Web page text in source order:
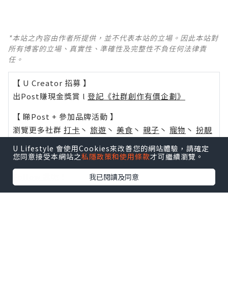
*本站之內容由作者所提供，並不代表本站的立場。因此本站對
所有博客的立場、真實性、準確性及完整性不負任何法律責
任。
【 U Creator 招募 】
出Post賺現金獎賞 l 登記《社群創作有價企劃》
【 睇Post + 參加品牌活動 】
瀏覽更多社群 打卡 丶 旅遊 丶 美食 丶 親子 丶 寵物 丶 扮靚
活動情報
U Blog開咗WhatsApp啦！發掘更多吃喝玩樂資訊！
U Lifestyle 會使用Cookies來改善您的網站體驗，請確定
您同意接受本網站之私隱政策和使用條款才可繼續瀏覽。
我已閱讀及同意